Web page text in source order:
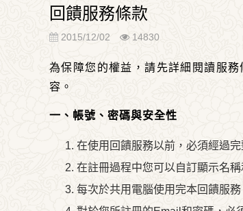
回饋服務條款
2015/12/02 14830
為保障您的權益，請先詳細閱讀服
容。
一、帳號、密碼與安全性
在使用回饋服務以前，必須經過
在註冊過程中您可以自訂顯示名
每次於共用電腦使用完本回饋服務